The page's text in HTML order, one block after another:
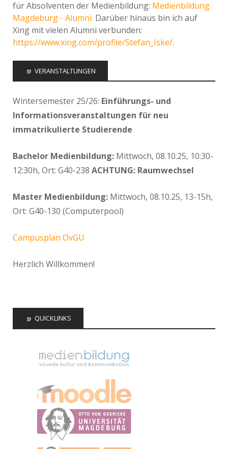
für Absolventen der Medienbildung: Medienbildung
Magdeburg - Alumni. Darüber hinaus bin ich auf
Xing mit vielen Alumni verbunden:
https://www.xing.com/profile/Stefan_Iske/.
VERANSTALTUNGEN
Wintersemester 25/26: Einführungs- und
Informationsveranstaltungen für neu
immatrikulierte Studierende
Bachelor Medienbildung: Mittwoch, 08.10.25, 10:30-
12:30h, Ort: G40-238 ACHTUNG: Raumwechsel
Master Medienbildung: Mittwoch, 08.10.25, 13-15h,
Ort: G40-130 (Computerpool)
Campusplan OvGU
Herzlich Willkommen!
QUICKLINKS